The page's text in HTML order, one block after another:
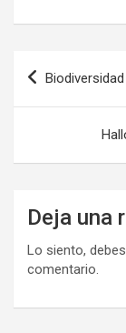
Navegación
Deja una
Lo siento,
comentario.